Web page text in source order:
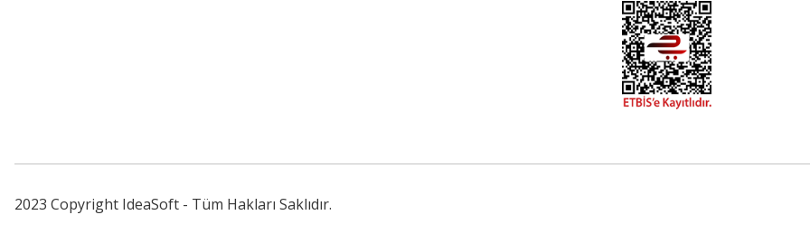
2023 Copyright IdeaSoft - Tüm Hakları Saklıdır.